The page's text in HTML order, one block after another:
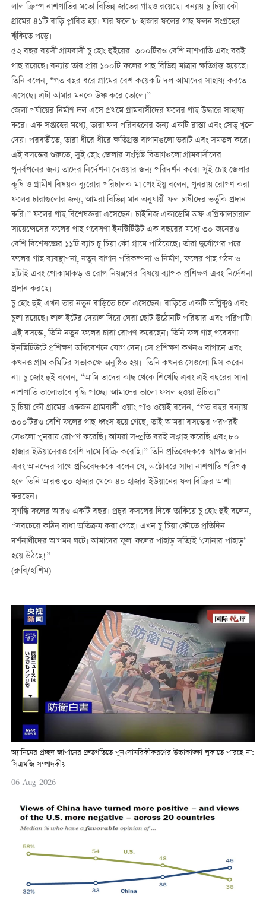
লাল ক্রিস্প নাশপাতির মতো বিভিন্ন জাতের গাছও রয়েছে। বন্যায় চু চিয়া কৌ
গ্রামের ৪১টি বাড়ি প্লাবিত হয়। যার ফলে ৮ হাজার ফলের গাছ ফলন সংগ্রহের
ঝুঁকিতে পড়ে।
৫২ বছর বয়সী গ্রামবাসী চু হোং হুইয়ের ৩০০টিরও বেশি নাশপাতি এবং বরই
গাছ রয়েছে। বন্যায় তার প্রায় ১০০টি ফলের গাছ বিভিন্ন মাত্রায় ক্ষতিগ্রস্ত হয়েছে।
তিনি বলেন, “গত বছর ধরে গ্রামের বেশ কয়েকটি দল আমাদের সাহায্য করতে
এসেছে। এটা আমার মনকে উষ্ণ করে তোলে।”
জেলা পর্যায়ের নির্মাণ দল এসে প্রথমে গ্রামবাসীদের ফলের গাছ উদ্ধারে সাহায্য
করে। এক সপ্তাহের মধ্যে, তারা ফল পরিবহনের জন্য একটি রাস্তা এবং সেতু খুলে
দেয়। পরবর্তীতে, তারা ধীরে ধীরে ক্ষতিগ্রস্ত বাগানগুলো ভরাট এবং সমতল করে।
এই বসন্তের শুরুতে, সুই ছোং জেলার সংশ্লিষ্ট বিভাগগুলো গ্রামবাসীদের
পুনর্বপনের জন্য তাদের নির্দেশনা দেওয়ার জন্য পরিদর্শন করে। সুই চোং জেলার
কৃষি ও গ্রামীণ বিষয়ক ব্যুরোর পরিচালক মা পেং ইয়ু বলেন, পুনরায় রোপণ করা
ফলের চারাগুলোর জন্য, আমরা বিভিন্ন মান অনুযায়ী ফল চাষীদের ভর্তুকি প্রদান
করি।” ফলের গাছ বিশেষজ্ঞরা এসেছেন। চাইনিজ একাডেমি অফ এগ্রিকালচারাল
সায়েন্সেসের ফলের গাছ গবেষণা ইনস্টিটিউট এক বছরের মধ্যে ৩০ জনেরও
বেশি বিশেষজ্ঞের ১১টি ব্যাচ চু চিয়া কৌ গ্রামে পাঠিয়েছে। তাঁরা দুর্যোগের পরে
ফলের গাছ ব্যবস্থাপনা, নতুন বাগান পরিকল্পনা ও নির্মাণ, ফলের গাছ গঠন ও
ছাঁটাই এবং পোকামাকড় ও রোগ নিয়ন্ত্রণের বিষয়ে ব্যাপক প্রশিক্ষণ এবং নির্দেশনা
প্রদান করছে।
চু হোং হুই এখন তার নতুন বাড়িতে চলে এসেছেন। বাড়িতে একটি অগ্নিকুণ্ড এবং
চুলা রয়েছে। লাল ইটের দেয়াল দিয়ে ঘেরা ছোট উঠোনটি পরিষ্কার এবং পরিপাটি।
এই বসন্তে, তিনি নতুন ফলের চারা রোপণ করেছেন। তিনি ফল গাছ গবেষণা
ইনস্টিটিউটে প্রশিক্ষণ অধিবেশনে যোগ দেন। সে প্রশিক্ষণ কখনও বাগানে এবং
কখনও গ্রাম কমিটির সভাকক্ষে অনুষ্ঠিত হয়। তিনি কখনও সেগুলো মিস করেন
না। চু জোং হুই বলেন, “আমি তাদের কাছ থেকে শিখেছি এবং এই বছরের সাদা
নাশপাতি ভালোভাবে বৃদ্ধি পাচ্ছে। আমাদের ভালো ফসল হওয়া উচিত।”
চু চিয়া কৌ গ্রামের একজন গ্রামবাসী ওয়াং পাও ওয়েই বলেন, “গত বছর বন্যায়
৩০০টিরও বেশি ফলের গাছ ধ্বংস হয়ে গেছে, তাই আমরা বসন্তের পরপরই
সেগুলো পুনরায় রোপণ করেছি। আমরা সম্প্রতি বরই সংগ্রহ করেছি এবং ৮০
হাজার ইউয়ানেরও বেশি দামে বিক্রি করেছি।” তিনি প্রতিবেদককে স্বাগত জানান
এবং আনন্দের সাথে প্রতিবেদককে বলেন যে, অক্টোবরে সাদা নাশপাতি পরিপক্ক
হলে তিনি আরও ৩০ হাজার থেকে ৪০ হাজার ইউয়ানের ফল বিক্রির আশা
করছেন।
সুগন্ধি ফলের আরও একটি বছর। প্রচুর ফসলের দিকে তাকিয়ে চু হোং হুই বলেন,
“সবচেয়ে কঠিন বাধা অতিক্রম করা গেছে। এখন চু চিয়া কৌতে প্রতিদিন
দর্শনার্থীদের আগমন ঘটে। আমাদের ফুল-ফলের পাহাড় সত্যিই ‘সোনার পাহাড়’
হয়ে উঠছে!”
(রুবি/হাশিম)
অ্যানিমের প্রচ্ছদ জাপানের দ্রুতগতিতে পুনঃসামরিকীকরণের উচ্চাকাঙ্ক্ষা লুকাতে পারছে না:
সিএমজি সম্পাদকীয়
06-Aug-2026